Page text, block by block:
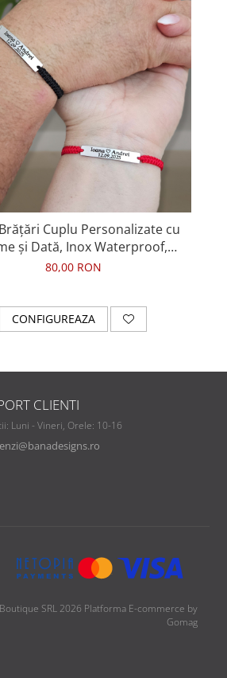
Cuplu Personalizate cu
Inox Waterproof,
impletite
80,00 RON
CONFIGUREAZA
CLIENTI
Luni - Vineri, Orele: 10-16
SRL 2026 Platforma E-commerce by
Gomag